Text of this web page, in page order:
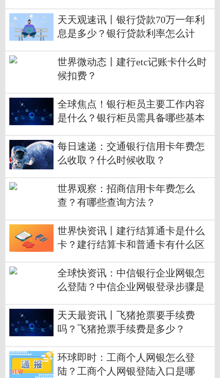
天天观速讯丨银行贷款70万一年利
息是多少？银行贷款利率怎么计
世界微动态丨建行etc记账卡什么时
候扣费？
全球焦点！银行柜员主要工作内容
是什么？银行柜员需具备哪些基本
每日速递：交通银行信用卡年费怎
么收取？什么时候收取？
世界观察：招商信用卡年费怎么
查？有哪些查询方法？
世界快资讯丨建行结算通卡是什么
卡？建行结算卡和普通卡有什么区
全球快资讯：中信银行企业网银怎
么登陆？中信企业网银登录步骤是
天天最资讯丨飞猪抢票要手续费
吗？飞猪抢票手续费是多少？
环球即时：工商个人网银怎么登
陆？工商个人网银登陆入口是哪